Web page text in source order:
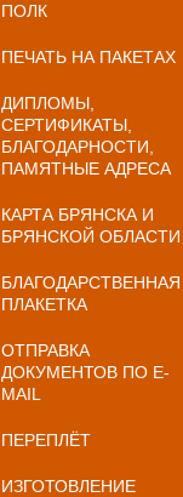
ПОЛК
ПЕЧАТЬ НА ПАКЕТАХ
ДИПЛОМЫ,
СЕРТИФИКАТЫ,
БЛАГОДАРНОСТИ,
ПАМЯТНЫЕ АДРЕСА
КАРТА БРЯНСКА И
БРЯНСКОЙ ОБЛАСТИ
БЛАГОДАРСТВЕННАЯ
ПЛАКЕТКА
ОТПРАВКА
ДОКУМЕНТОВ ПО E-
MAIL
ПЕРЕПЛЁТ
ИЗГОТОВЛЕНИЕ